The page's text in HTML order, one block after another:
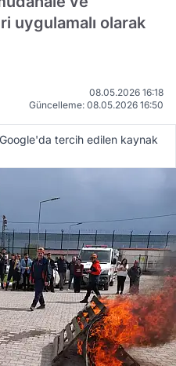
uygulamalı olarak
08.05.2026 16:18
Güncelleme: 08.05.2026 16:50
Google'da tercih edilen kaynak